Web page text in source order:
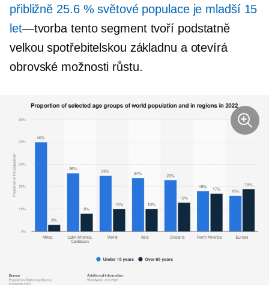
přibližně 25.6 % světové populace je mladší 15
let—tvorba tento segment tvoří podstatně
velkou spotřebitelskou základnu a otevírá
obrovské možnosti růstu.